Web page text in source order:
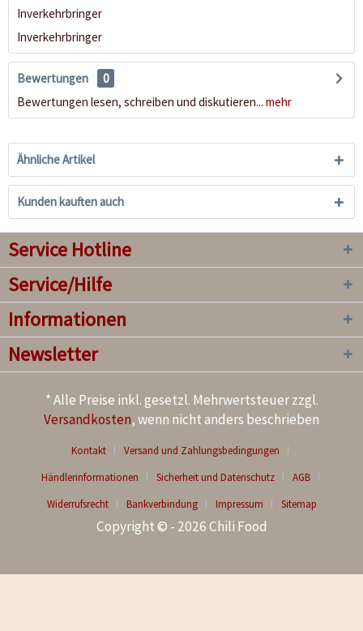
Inverkehrbringer
Inverkehrbringer
Bewertungen
0
Bewertungen lesen, schreiben und diskutieren... mehr
Ähnliche Artikel
Kunden kauften auch
Service Hotline
Service/Hilfe
Informationen
Newsletter
* Alle Preise inkl. gesetzl. Mehrwertsteuer zzgl.
Versandkosten, wenn nicht anders beschrieben
Kontakt
Versand und Zahlungsbedingungen
Händlerinformationen
Sicherheit und Datenschutz
AGB
Widerrufsrecht
Bankverbindung Impressum Sitemap
Copyright © - 2026 Chili Food